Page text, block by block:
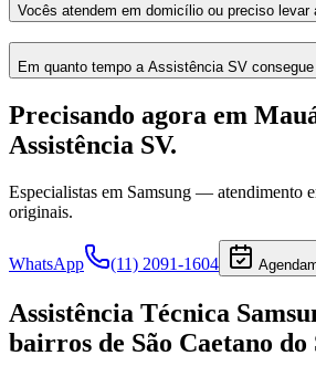
Vocês atendem em domicílio ou preciso levar
Em quanto tempo a Assistência SV
Precisando agora em
Assistência SV.
Especialistas em Samsung — atendimento
originais.
WhatsApp (11) 2091-1604
Assistência Técnica
bairros de São Caetano do